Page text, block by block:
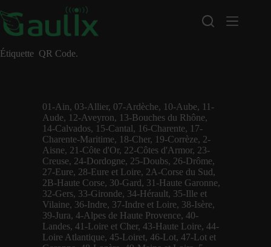
au
contenu
Étiquette QR Code.
01-Ain, 03-Allier, 07-Ardèche, 10-Aube, 11-
Aude, 12-Aveyron, 13-Bouches du Rhône,
14-Calvados, 15-Cantal, 16-Charente, 17-
Charente-Maritime, 18-Cher, 19-Corrèze, 2-
Aisne, 21-Côte d'Or, 22-Côtes d'Armor, 23-
Creuse, 24-Dordogne, 25-Doubs, 26-Drôme,
27-Eure, 28-Eure et Loire, 2A-Corse du Sud,
2B-Haute Corse, 30-Gard, 31-Haute Garonne,
32-Gers, 33-Gironde, 34-Hérault, 35-Ille et
Vilaine, 36-Indre, 37-Indre et Loire, 38-Isère,
39-Jura, 4-Alpes de Haute Provence, 40-
Landes, 41-Loire et Cher, 43-Haute Loire, 44-
Loire Atlantique, 45-Loiret, 46-Lot, 47-Lot et